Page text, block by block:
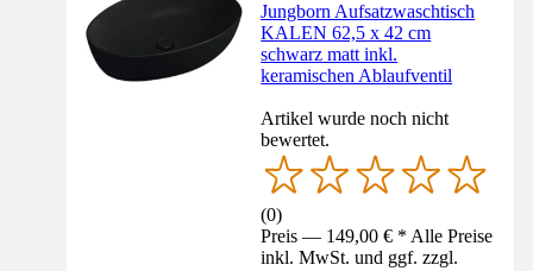
Jungborn Aufsatzwaschtisch
KALEN 62,5 x 42 cm
schwarz matt inkl.
keramischen Ablaufventil
Artikel wurde noch nicht
bewertet.
(0)
Preis — 149,00 € * Alle Preise
inkl. MwSt. und ggf. zzgl.